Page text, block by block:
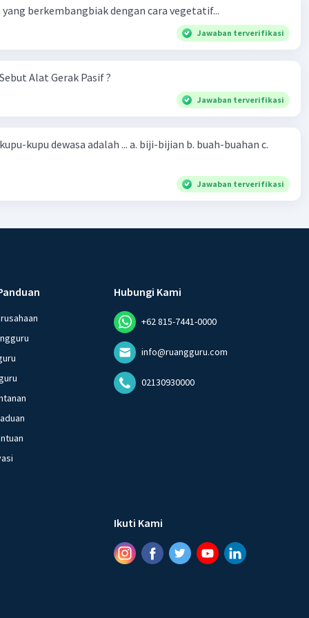
berkembangbiak dengan cara vegetatif...
Jawaban terverifikasi
Alat Gerak Pasif ?
Jawaban terverifikasi
adalah ... a. biji-bijian b. buah-buahan c.
Jawaban terverifikasi
Hubungi Kami
+62 815-7441-0000
info@ruangguru.com
02130930000
Ikuti Kami